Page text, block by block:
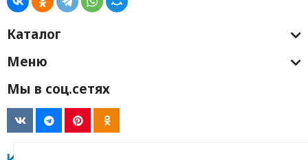
Каталог
Меню
Мы в соц.сетях